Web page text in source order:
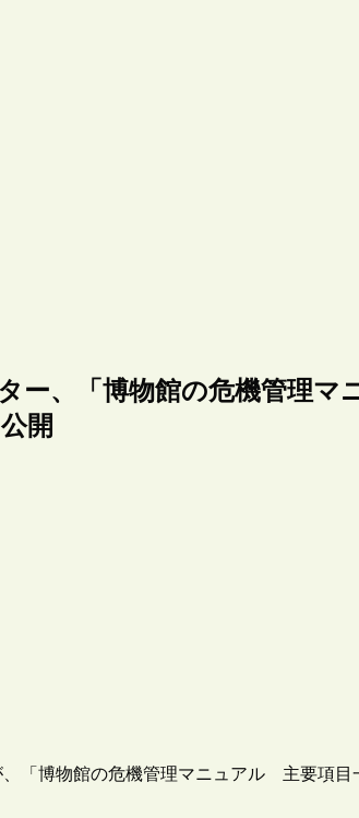
ー、「博物館の危機管理マ
開
、「博物館の危機管理マニュアル 主要項目